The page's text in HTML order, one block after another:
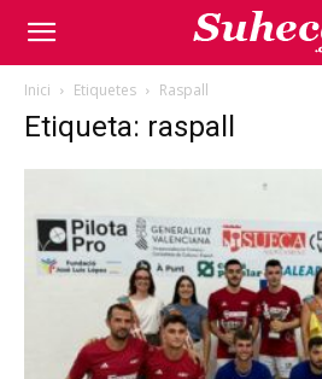
Inici Etiquetes Raspall
Etiqueta: raspall